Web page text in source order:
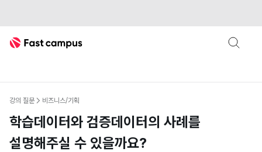
Fast Campus
강의 질문 비즈니스/기획
학습데이터와 검증데이터의 사례를
설명해주실 수 있을까요?